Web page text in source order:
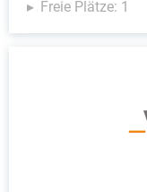
Freie Plätze: 1